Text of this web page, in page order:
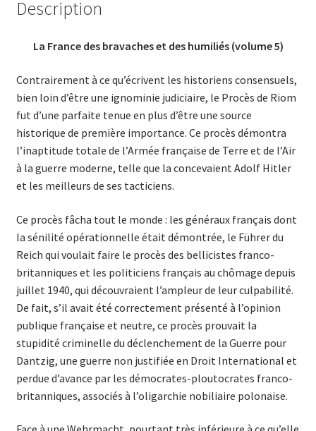
Description
La France des bravaches et des humiliés (volume 5)
Contrairement à ce qu’écrivent les historiens consensuels,
bien loin d’être une ignominie judiciaire, le Procès de Riom
fut d’une parfaite tenue en plus d’être une source
historique de première importance. Ce procès démontra
l’inaptitude totale de l’Armée française de Terre et de l’Air
à la guerre moderne, telle que la concevaient Adolf Hitler
et les meilleurs de ses tacticiens.
Ce procès fâcha tout le monde : les généraux français dont
la sénilité opérationnelle était démontrée, le Führer du
Reich qui voulait faire le procès des bellicistes franco-
britanniques et les politiciens français au chômage depuis
juillet 1940, qui découvraient l’ampleur de leur culpabilité.
De fait, s’il avait été correctement présenté à l’opinion
publique française et neutre, ce procès prouvait la
stupidité criminelle du déclenchement de la Guerre pour
Dantzig, une guerre non justifiée en Droit International et
perdue d’avance par les démocrates-ploutocrates franco-
britanniques, associés à l’oligarchie nobiliaire polonaise.